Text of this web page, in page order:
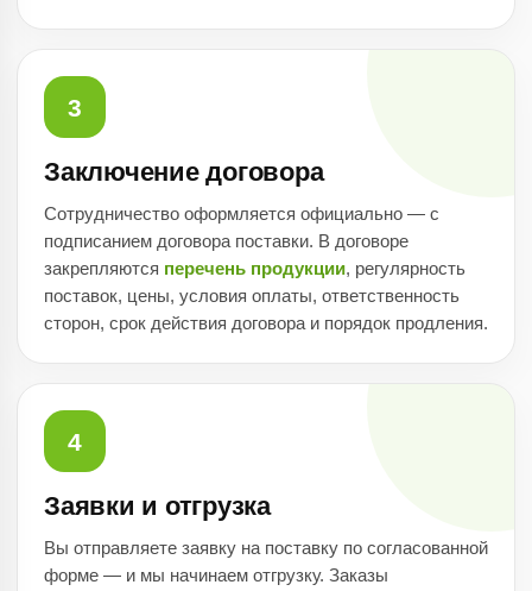
3
Заключение договора
Сотрудничество оформляется официально — с
подписанием договора поставки. В договоре
закрепляются перечень продукции, регулярность
поставок, цены, условия оплаты, ответственность
сторон, срок действия договора и порядок продления.
4
Заявки и отгрузка
Вы отправляете заявку на поставку по согласованной
форме — и мы начинаем отгрузку. Заказы